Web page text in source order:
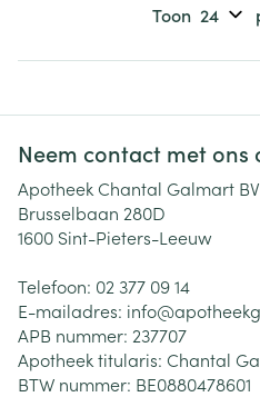
Toon
Neem contact met ons
Apotheek Chantal Galmart
Brusselbaan 280D
1600 Sint-Pieters-Leeuw
Telefoon: 02 377 09 14
E-mailadres: info@
APB nummer: 237707
Apotheek titularis: Chantal
BTW nummer: BE0880478601